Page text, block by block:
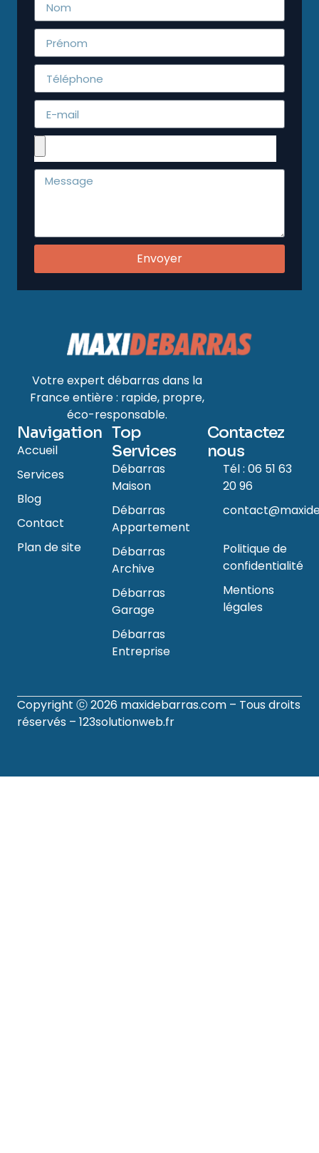
Envoyer
Votre expert débarras dans la
France entière : rapide, propre,
éco-responsable.
Navigation
Accueil
Services
Blog
Contact
Plan de site
Top
Services
Débarras
Maison
Débarras
Appartement
Débarras
Archive
Débarras
Garage
Débarras
Entreprise
Contactez
nous
Tél : 06 51 63
20 96
Politique de
confidentialité
Mentions
légales
Copyright ⓒ 2026 maxidebarras.com – Tous droits
réservés – 123solutionweb.fr